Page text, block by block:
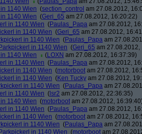
1140 Wien (section_control am 27.08.2012,
1140 Wien (Geri_65 am 27.08.2012, 16:20:22)
in 1140 Wien (Paulas_Papa am 27.08.2012,
in 1140 Wien (Geri_65 am 27.08.2012,
in 1140 Wien (Paulas_Papa am
in 1140 Wien (Geri_65 am 27.08.2012,
1140 Wien
(LOXN am 27.08.2012, 16:37:39)
in 1140 Wien (Paulas_Papa am 27.08.2012,
in 1140 Wien (motorboot am 27.08.2012,
in 1140 Wien (Ken Tucky am 27.08.2012,
in 1140 Wien (Paulas_Papa am
in 1140 Wien ( lsr2 am 27.08.2012, 22:36:35)
1140 Wien (motorboot am 27.08.2012,
in 1140 Wien (Paulas_Papa am 27.08.2012,
in 1140 Wien (motorboot am 27.08.2012,
in 1140 Wien (Paulas_Papa am
in 1140 Wien (motorboot am